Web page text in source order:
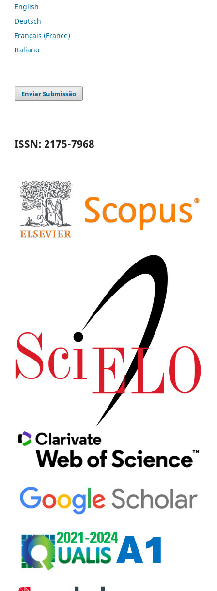
English
Deutsch
Français (France)
Italiano
Enviar Submissão
ISSN: 2175-7968